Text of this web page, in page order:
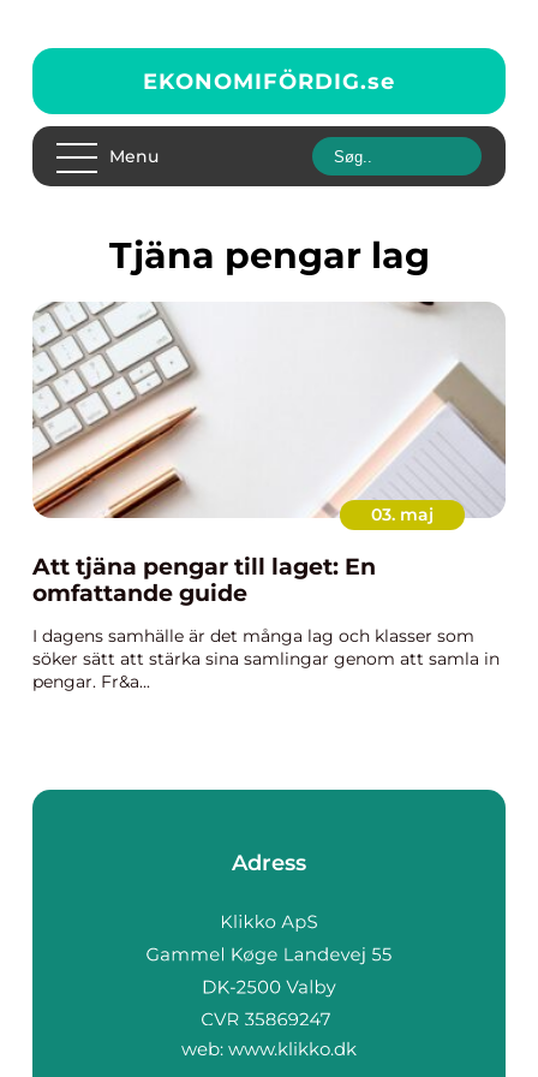
EKONOMIFÖRDIG.se
Menu
Tjäna pengar lag
03. maj
Att tjäna pengar till laget: En
omfattande guide
I dagens samhälle är det många lag och klasser som
söker sätt att stärka sina samlingar genom att samla in
pengar. Fr&a...
Adress
web: www.klikko.dk